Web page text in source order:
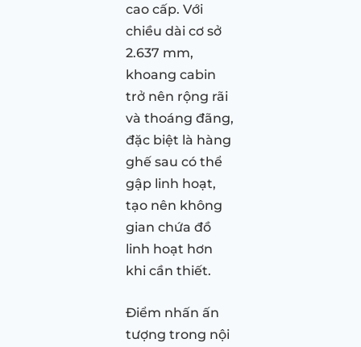
cao cấp. Với
chiều dài cơ sở
2.637 mm,
khoang cabin
trở nên rộng rãi
và thoáng đãng,
đặc biệt là hàng
ghế sau có thể
gập linh hoạt,
tạo nên không
gian chứa đồ
linh hoạt hơn
khi cần thiết.
Điểm nhấn ấn
tượng trong nội